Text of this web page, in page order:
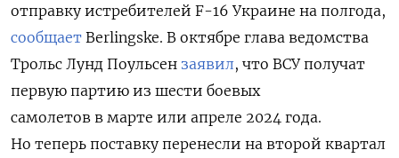
отправку истребителей F-16 Украине на полгода,
сообщает Berlingske. В октябре глава ведомства
Трольс Лунд Поульсен заявил, что ВСУ получат
первую партию из шести боевых
самолетов в марте или апреле 2024 года.
Но теперь поставку перенесли на второй квартал